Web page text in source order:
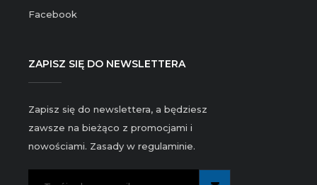
Facebook
ZAPISZ SIĘ DO NEWSLETTERA
Zapisz się do newslettera, a będziesz
zawsze na bieżąco z promocjami i
nowościami. Zasady w regulaminie.